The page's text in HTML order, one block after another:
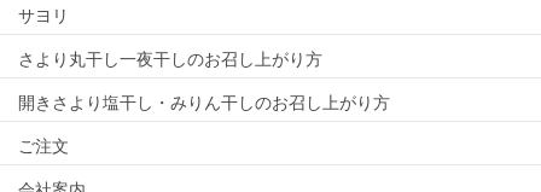
サヨリ
さより丸干し一夜干しのお召し上がり方
開きさより塩干し・みりん干しのお召し上がり方
ご注文